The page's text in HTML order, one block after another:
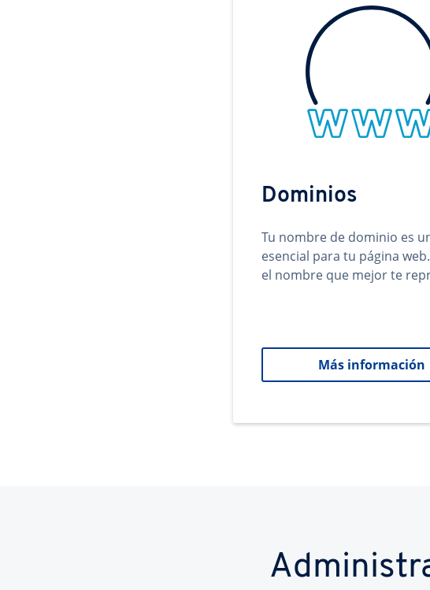
Dominios
Tu nombre de dominio es
esencial para tu página
el nombre que mejor te
Más información